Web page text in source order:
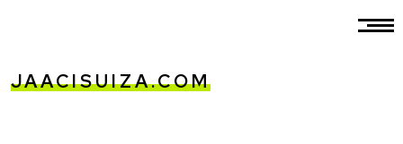
JAACISUIZA.COM